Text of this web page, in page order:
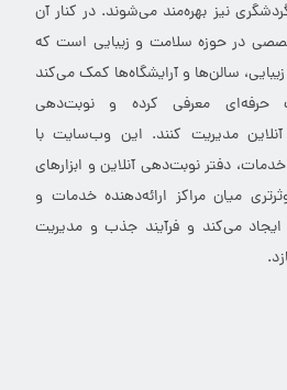
نیز بهره‌مند می‌شوند. در کنار آن
در حوزه سلامت و زیبایی است که
سالن‌ها و آرایشگاه‌ها کمک می‌کند
معرفی کرده و نوبت‌دهی
آنلاین مدیریت کنند. این وب‌سایت با
دفتر نوبت‌دهی آنلاین و ابزارهای
میان مراکز ارائه‌دهنده خدمات و
ایجاد می‌کند و فرآیند جذب و مدیریت